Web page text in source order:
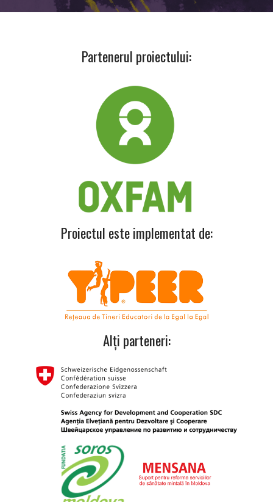
Partenerul proiectului:
Proiectul este implementat de:
Alți parteneri: